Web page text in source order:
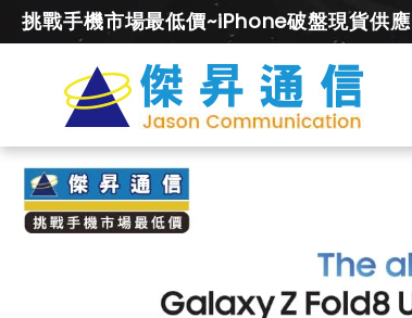
挑戰手機市場最低價~iPhone破盤現貨供應